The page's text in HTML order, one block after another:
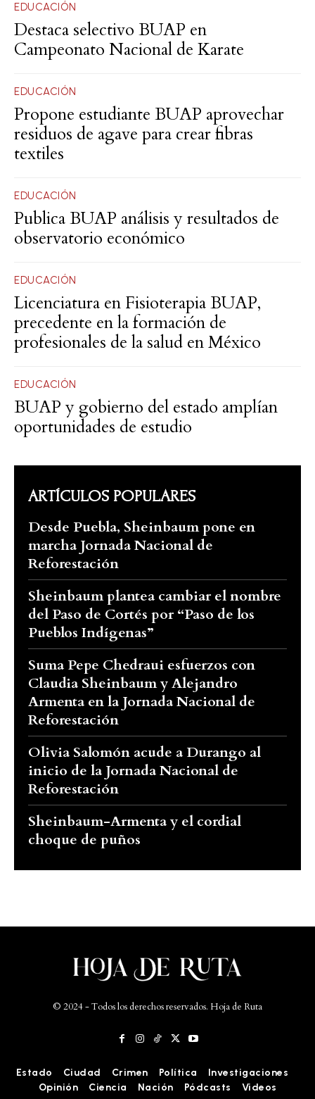
EDUCACIÓN
Destaca selectivo BUAP en
Campeonato Nacional de Karate
EDUCACIÓN
Propone estudiante BUAP aprovechar
residuos de agave para crear fibras
textiles
EDUCACIÓN
Publica BUAP análisis y resultados de
observatorio económico
EDUCACIÓN
Licenciatura en Fisioterapia BUAP,
precedente en la formación de
profesionales de la salud en México
EDUCACIÓN
BUAP y gobierno del estado amplían
oportunidades de estudio
ARTÍCULOS POPULARES
Desde Puebla, Sheinbaum pone en
marcha Jornada Nacional de
Reforestación
Sheinbaum plantea cambiar el nombre
del Paso de Cortés por “Paso de los
Pueblos Indígenas”
Suma Pepe Chedraui esfuerzos con
Claudia Sheinbaum y Alejandro
Armenta en la Jornada Nacional de
Reforestación
Olivia Salomón acude a Durango al
inicio de la Jornada Nacional de
Reforestación
Sheinbaum-Armenta y el cordial
choque de puños
© 2024 - Todos los derechos reservados. Hoja de Ruta
Estado Ciudad Crimen Política
Investigaciones
Opinión
Ciencia Nación Pódcasts Videos